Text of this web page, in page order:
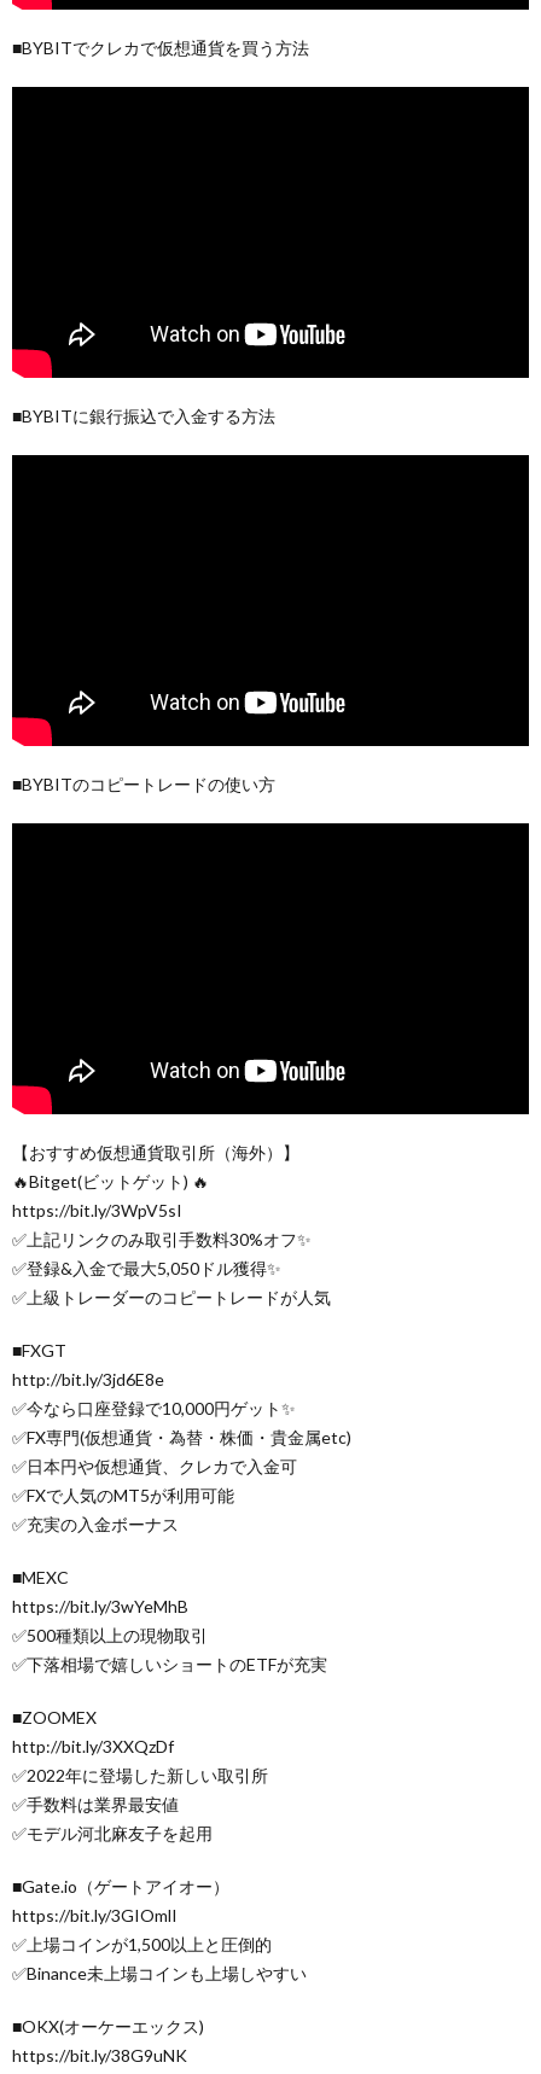
■BYBITでクレカで仮想通貨を買う方法
■BYBITに銀行振込で入金する方法
■BYBITのコピートレードの使い方
【おすすめ仮想通貨取引所（海外）】
🔥Bitget(ビットゲット) 🔥
https://bit.ly/3WpV5sI
✅上記リンクのみ取引手数料30%オフ✨
✅登録&入金で最大5,050ドル獲得✨
✅上級トレーダーのコピートレードが人気
■FXGT
http://bit.ly/3jd6E8e
✅今なら口座登録で10,000円ゲット✨
✅FX専門(仮想通貨・為替・株価・貴金属etc)
✅日本円や仮想通貨、クレカで入金可
✅FXで人気のMT5が利用可能
✅充実の入金ボーナス
■MEXC
https://bit.ly/3wYeMhB
✅500種類以上の現物取引
✅下落相場で嬉しいショートのETFが充実
■ZOOMEX
http://bit.ly/3XXQzDf
✅2022年に登場した新しい取引所
✅手数料は業界最安値
✅モデル河北麻友子を起用
■Gate.io（ゲートアイオー）
https://bit.ly/3GIOmlI
✅上場コインが1,500以上と圧倒的
✅Binance未上場コインも上場しやすい
■OKX(オーケーエックス)
https://bit.ly/38G9uNK